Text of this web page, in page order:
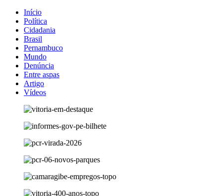
Início
Política
Cidadania
Brasil
Pernambuco
Mundo
Denúncia
Entre aspas
Artigo
Vídeos